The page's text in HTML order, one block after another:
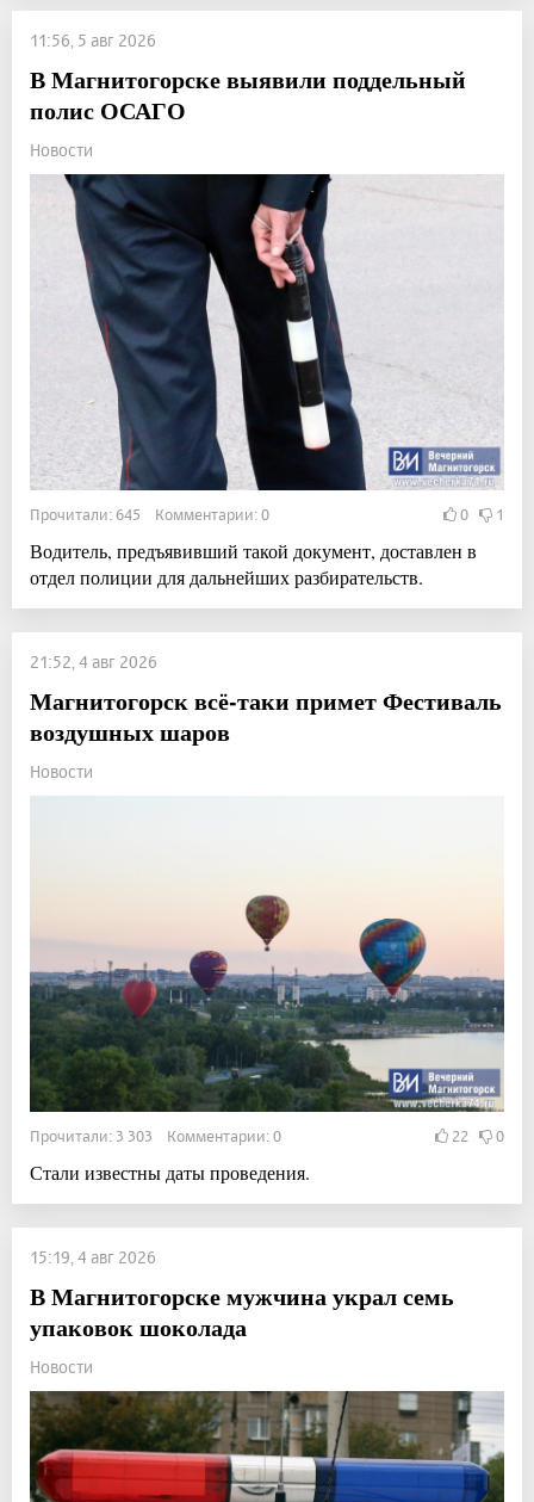
11:56, 5 авг 2026
В Магнитогорске выявили поддельный
полис ОСАГО
Новости
Прочитали: 645 Комментарии: 0 0 1
Водитель, предъявивший такой документ, доставлен в
отдел полиции для дальнейших разбирательств.
21:52, 4 авг 2026
Магнитогорск всё-таки примет Фестиваль
воздушных шаров
Новости
Прочитали: 3 303 Комментарии: 0 22 0
Стали известны даты проведения.
15:19, 4 авг 2026
В Магнитогорске мужчина украл семь
упаковок шоколада
Новости